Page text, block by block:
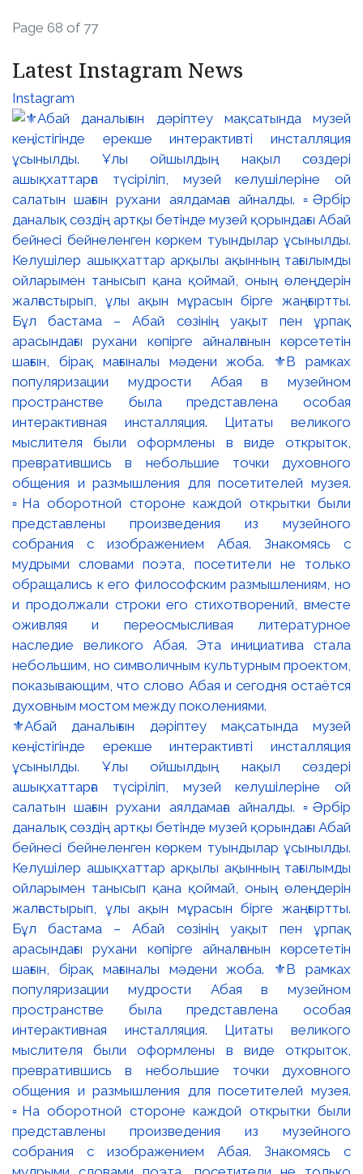
Page 68 of 77
Latest Instagram News
Instagram
⚜️Абай даналығын дәріптеу мақсатында музей
кеңістігінде ерекше интерактивті инсталляция
ұсынылды. Ұлы ойшылдың нақыл сөздері
ашықхаттарға түсіріліп, музей келушілеріне ой
салатын шағын рухани аялдамаға айналды. ▫️Әрбір
даналық сөздің артқы бетінде музей қорындағы Абай
бейнесі бейнеленген көркем туындылар ұсынылды.
Келушілер ашықхаттар арқылы ақынның тағылымды
ойларымен танысып қана қоймай, оның өлеңдерін
жалғастырып, ұлы ақын мұрасын бірге жаңғыртты.
Бұл бастама – Абай сөзінің уақыт пен ұрпақ
арасындағы рухани көпірге айналғанын көрсететін
шағын, бірақ мағыналы мәдени жоба. ⚜️В рамках
популяризации мудрости Абая в музейном
пространстве была представлена особая
интерактивная инсталляция. Цитаты великого
мыслителя были оформлены в виде открыток,
превратившись в небольшие точки духовного
общения и размышления для посетителей музея.
▫️На оборотной стороне каждой открытки были
представлены произведения из музейного
собрания с изображением Абая. Знакомясь с